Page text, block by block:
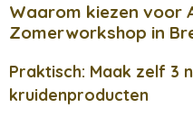
Waarom kiezen voor
Zomerworkshop in
Praktisch: Maak zelf 3
kruidenproducten